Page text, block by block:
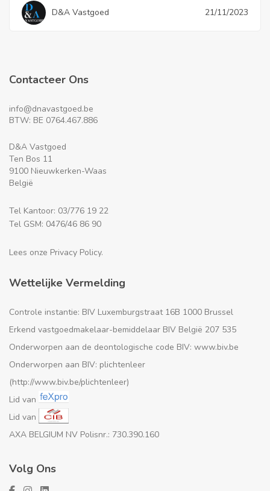
D&A Vastgoed 21/11/2023
Contacteer Ons
info@dnavastgoed.be
BTW: BE 0764.467.886
D&A Vastgoed
Ten Bos 11
9100 Nieuwkerken-Waas
België
Tel Kantoor: 03/776 19 22
Tel GSM: 0476/46 86 90
Lees onze Privacy Policy.
Wettelijke Vermelding
Controle instantie: BIV Luxemburgstraat 16B 1000 Brussel
Erkend vastgoedmakelaar-bemiddelaar BIV België 207 535
Onderworpen aan de deontologische code BIV: www.biv.be
Onderworpen aan BIV: plichtenleer
(http://www.biv.be/plichtenleer)
Lid van
Lid van
AXA BELGIUM NV Polisnr.: 730.390.160
Volg Ons